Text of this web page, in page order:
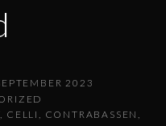
2023
CELLI
CONTRABASSEN